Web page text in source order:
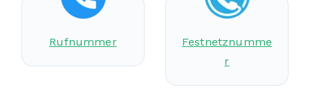
Rufnummer
Festnetznumme
r